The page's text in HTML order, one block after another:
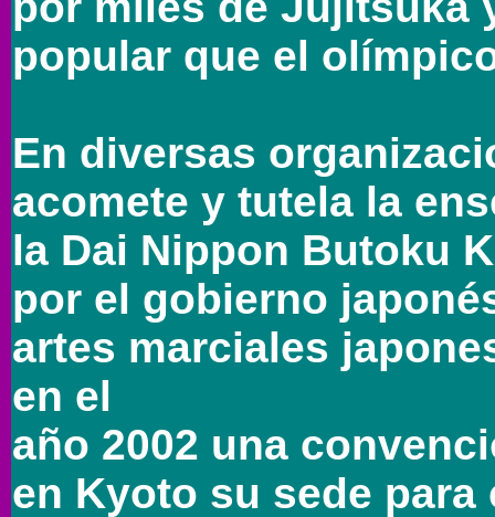
popular que el
En diversas
acomete y tutela la
la Dai Nippon Butoku
por el gobierno
artes marciales
en el
año 2002 una
en Kyoto su sede